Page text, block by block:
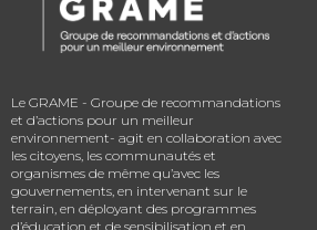
Le GRAME - Groupe de recommandations
et d’actions pour un meilleur
environnement- agit en collaboration avec
les citoyens, les communautés et
organismes de même qu’avec les
gouvernements, en intervenant sur le
terrain, en déployant des programmes
d’éducation et de sensibilisation et en